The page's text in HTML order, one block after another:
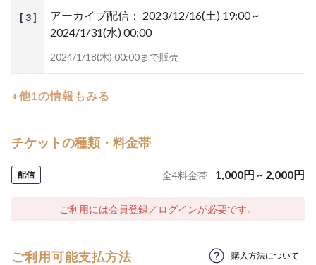
[ 3 ]
アーカイブ配信： 2023/12/16(土) 19:00 ~
2024/1/31(水) 00:00
2024/1/18(木) 00:00まで販売
+他1の情報もみる
チケットの種類・料金帯
配信 全4料金帯 1,000円 ~ 2,000円
ご利用には会員登録／ログインが必要です。
ご利用可能支払方法 購入方法について